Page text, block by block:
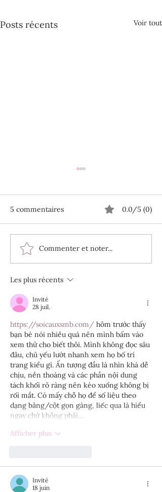
Posts récents Voir tout
Disney World pour les
personnes autistes et
guide ultime
5 commentaires 0.0/5 (0)
Commenter et noter...
Les plus récents
Invité
28 juil.
https://soicauxsmb.com/ hôm trước thấy
bạn bè nói nhiều quá nên mình bấm vào
xem thử cho biết thôi. Mình không đọc sâu
đâu, chủ yếu lướt nhanh xem họ bố trí
trang kiểu gì. Ấn tượng đầu là nhìn khá dễ
chịu, nền thoáng và các phần nội dung
tách khối rõ ràng nên kéo xuống không bị
rối mắt. Có mấy chỗ họ để số liệu theo
dạng bảng/cột gọn gàng, liếc qua là hiểu
ngay chứ không phải…
Afficher plus
Invité
18 juin